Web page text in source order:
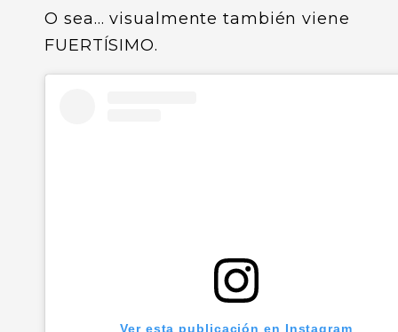
O sea… visualmente también viene
FUERTÍSIMO.
Ver esta publicación en Instagram